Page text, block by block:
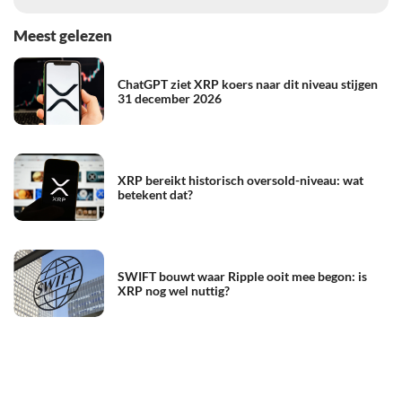
Meest gelezen
ChatGPT ziet XRP koers naar dit niveau stijgen
31 december 2026
XRP bereikt historisch oversold-niveau: wat
betekent dat?
SWIFT bouwt waar Ripple ooit mee begon: is
XRP nog wel nuttig?